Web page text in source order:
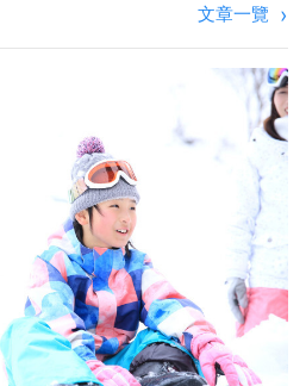
文章一覽